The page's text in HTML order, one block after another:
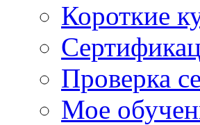
Короткие
Проверка
Мое